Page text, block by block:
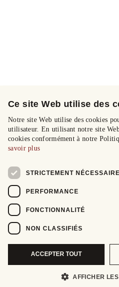
Ce site Web utilise des
Notre site Web utilise des cookies
utilisateur. En utilisant notre site
cookies conformément à notre
savoir plus
STRICTEMENT
PERFORMANCE
FONCTIONNALITÉ
NON CLASSIFIÉS
ACCEPTER TOUT
AFFICHER